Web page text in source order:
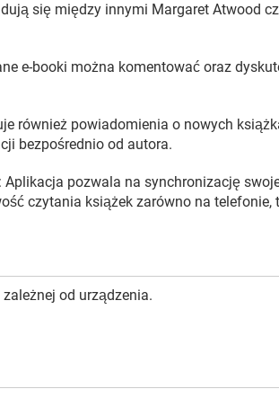
się między innymi Margaret Atwood
e-booki można komentować oraz
również powiadomienia o nowych
bezpośrednio od autora.
: Aplikacja pozwala na synchronizację
czytania książek zarówno na telefonie,
od urządzenia.